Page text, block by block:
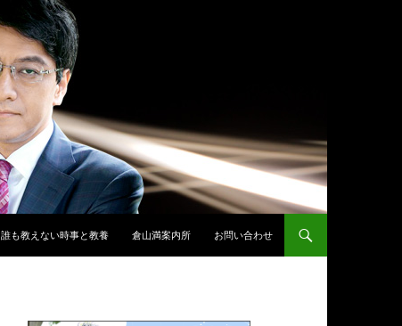
誰も教えない時事と教養 倉山満案内所 お問い合わせ